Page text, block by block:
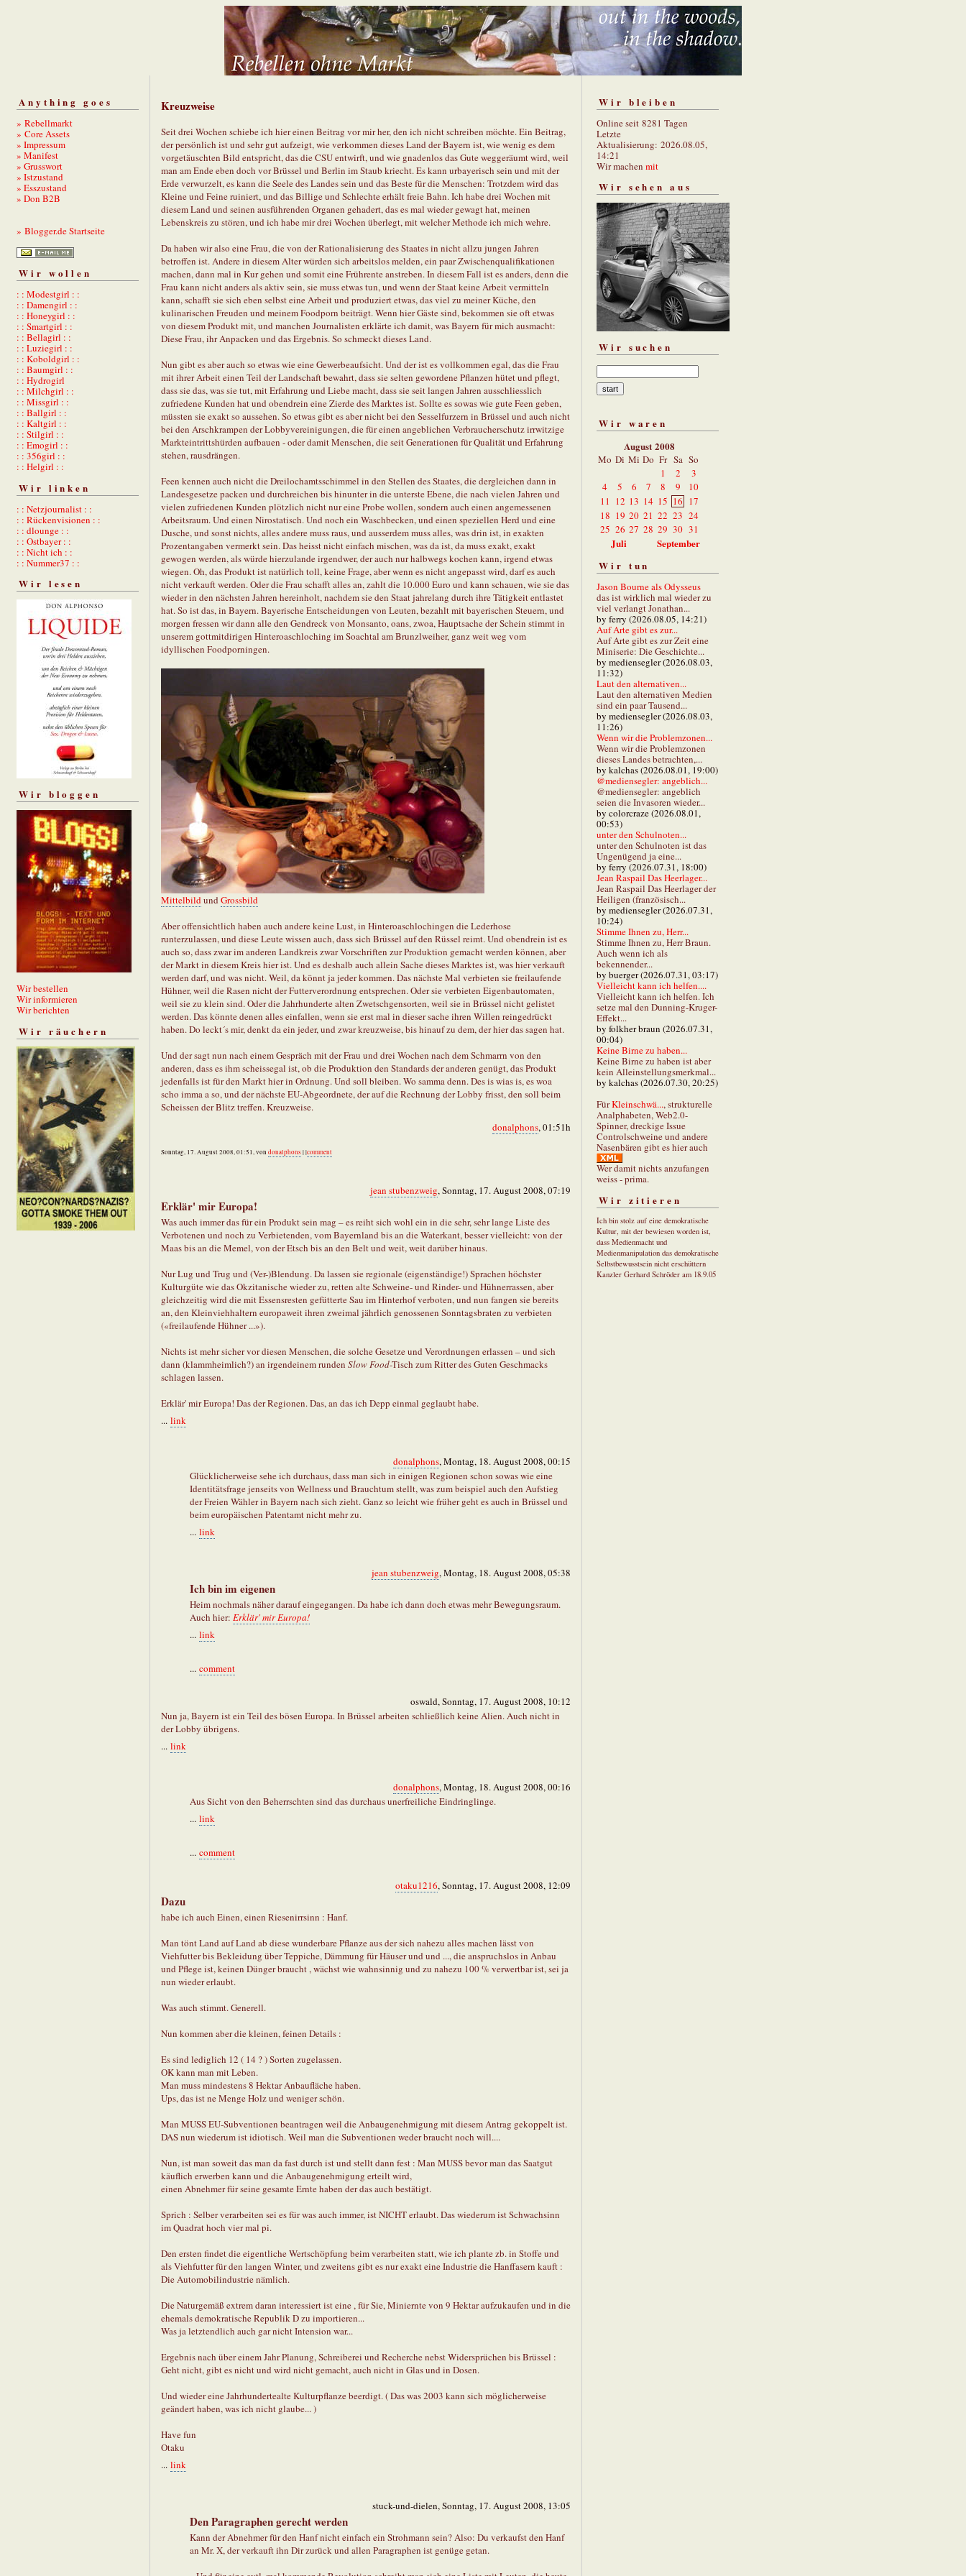
Anything goes
» Rebellmarkt
» Core Assets
» Impressum
» Manifest
» Grusswort
» Istzustand
» Esszustand
» Don B2B
» Blogger.de Startseite
Wir wollen
: : Modestgirl : :
: : Damengirl : :
: : Honeygirl : :
: : Smartgirl : :
: : Bellagirl : :
: : Luziegirl : :
: : Koboldgirl : :
: : Baumgirl : :
: : Hydrogirl
: : Milchgirl : :
: : Missgirl : :
: : Ballgirl : :
: : Kaltgirl : :
: : Stilgirl : :
: : Emogirl : :
: : 356girl : :
: : Helgirl : :
Wir linken
: : Netzjournalist : :
: : Rückenvisionen : :
: : dlounge : :
: : Ostbayer : :
: : Nicht ich : :
: : Nummer37 : :
Wir lesen
Wir bloggen
Wir bestellen
Wir informieren
Wir berichten
Wir räuchern
Kreuzweise
Seit drei Wochen schiebe ich hier einen Beitrag vor mir her, den ich nicht schreiben möchte. Ein Beitrag,
der persönlich ist und sehr gut aufzeigt, wie verkommen dieses Land der Bayern ist, wie wenig es dem
vorgetäuschten Bild entspricht, das die CSU entwirft, und wie gnadenlos das Gute weggeräumt wird, weil
man am Ende eben doch vor Brüssel und Berlin im Staub kriecht. Es kann urbayerisch sein und mit der
Erde verwurzelt, es kann die Seele des Landes sein und das Beste für die Menschen: Trotzdem wird das
Kleine und Feine ruiniert, und das Billige und Schlechte erhält freie Bahn. Ich habe drei Wochen mit
diesem Land und seinen ausführenden Organen gehadert, das es mal wieder gewagt hat, meinen
Lebenskreis zu stören, und ich habe mir drei Wochen überlegt, mit welcher Methode ich mich wehre.
Da haben wir also eine Frau, die von der Rationalisierung des Staates in nicht allzu jungen Jahren
betroffen ist. Andere in diesem Alter würden sich arbeitslos melden, ein paar Zwischenqualifikationen
machen, dann mal in Kur gehen und somit eine Frührente anstreben. In diesem Fall ist es anders, denn die
Frau kann nicht anders als aktiv sein, sie muss etwas tun, und wenn der Staat keine Arbeit vermitteln
kann, schafft sie sich eben selbst eine Arbeit und produziert etwas, das viel zu meiner Küche, den
kulinarischen Freuden und meinem Foodporn beiträgt. Wenn hier Gäste sind, bekommen sie oft etwas
von diesem Produkt mit, und manchen Journalisten erklärte ich damit, was Bayern für mich ausmacht:
Diese Frau, ihr Anpacken und das Ergebnis. So schmeckt dieses Land.
Nun gibt es aber auch so etwas wie eine Gewerbeaufsicht. Und der ist es vollkommen egal, das die Frau
mit ihrer Arbeit einen Teil der Landschaft bewahrt, dass sie selten gewordene Pflanzen hütet und pflegt,
dass sie das, was sie tut, mit Erfahrung und Liebe macht, dass sie seit langen Jahren ausschliesslich
zufriedene Kunden hat und obendrein eine Zierde des Marktes ist. Sollte es sowas wie gute Feen geben,
müssten sie exakt so aussehen. So etwas gibt es aber nicht bei den Sesselfurzern in Brüssel und auch nicht
bei den Arschkrampen der Lobbyvereinigungen, die für einen angeblichen Verbraucherschutz irrwitzige
Markteintrittshürden aufbauen - oder damit Menschen, die seit Generationen für Qualität und Erfahrung
stehen, rausdrängen.
Feen kennen auch nicht die Dreilochamtsschimmel in den Stellen des Staates, die dergleichen dann in
Landesgesetze packen und durchreichen bis hinunter in die unterste Ebene, die nach vielen Jahren und
vielen zufriedenen Kunden plötzlich nicht nur eine Probe wollen, sondern auch einen angemessenen
Arbeitsraum. Und einen Nirostatisch. Und noch ein Waschbecken, und einen speziellen Herd und eine
Dusche, und sonst nichts, alles andere muss raus, und ausserdem muss alles, was drin ist, in exakten
Prozentangaben vermerkt sein. Das heisst nicht einfach mischen, was da ist, da muss exakt, exakt
gewogen werden, als würde hierzulande irgendwer, der auch nur halbwegs kochen kann, irgend etwas
wiegen. Oh, das Produkt ist natürlich toll, keine Frage, aber wenn es nicht angepasst wird, darf es auch
nicht verkauft werden. Oder die Frau schafft alles an, zahlt die 10.000 Euro und kann schauen, wie sie das
wieder in den nächsten Jahren hereinholt, nachdem sie den Staat jahrelang durch ihre Tätigkeit entlastet
hat. So ist das, in Bayern. Bayerische Entscheidungen von Leuten, bezahlt mit bayerischen Steuern, und
morgen fressen wir dann alle den Gendreck von Monsanto, oans, zwoa, Hauptsache der Schein stimmt in
unserem gottmitdirigen Hinteroaschloching im Soachtal am Brunzlweiher, ganz weit weg vom
idyllischen Foodporningen.
MittelbildundGrossbild
Aber offensichtlich haben auch andere keine Lust, in Hinteroaschlochingen die Lederhose
runterzulassen, und diese Leute wissen auch, dass sich Brüssel auf den Rüssel reimt. Und obendrein ist es
auch so, dass zwar im anderen Landkreis zwar Vorschriften zur Produktion gemacht werden können, aber
der Markt in diesem Kreis hier ist. Und es deshalb auch allein Sache dieses Marktes ist, was hier verkauft
werden darf, und was nicht. Weil, da könnt ja jeder kommen. Das nächste Mal verbieten sie freilaufende
Hühner, weil die Rasen nicht der Futterverordnung entsprechen. Oder sie verbieten Eigenbautomaten,
weil sie zu klein sind. Oder die Jahrhunderte alten Zwetschgensorten, weil sie in Brüssel nicht gelistet
werden. Das könnte denen alles einfallen, wenn sie erst mal in dieser sache ihren Willen reingedrückt
haben. Do leckt´s mir, denkt da ein jeder, und zwar kreuzweise, bis hinauf zu dem, der hier das sagen hat.
Und der sagt nun nach einem Gespräch mit der Frau und drei Wochen nach dem Schmarrn von den
anderen, dass es ihm scheissegal ist, ob die Produktion den Standards der anderen genügt, das Produkt
jedenfalls ist für den Markt hier in Ordnung. Und soll bleiben. Wo samma denn. Des is wias is, es woa
scho imma a so, und der nächste EU-Abgeordnete, der auf die Rechnung der Lobby frisst, den soll beim
Scheissen der Blitz treffen. Kreuzweise.
donalphons, 01:51h
Sonntag, 17. August 2008, 01:51, von donalphons | |comment
jean stubenzweig, Sonntag, 17. August 2008, 07:19
Erklär' mir Europa!
Was auch immer das für ein Produkt sein mag – es reiht sich wohl ein in die sehr, sehr lange Liste des
Verbotenen und noch zu Verbietenden, vom Bayernland bis an die Waterkant, besser vielleicht: von der
Maas bis an die Memel, von der Etsch bis an den Belt und weit, weit darüber hinaus.
Nur Lug und Trug und (Ver-)Blendung. Da lassen sie regionale (eigenständige!) Sprachen höchster
Kulturgüte wie das Okzitanische wieder zu, retten alte Schweine- und Rinder- und Hühnerrassen, aber
gleichzeitig wird die mit Essensresten gefütterte Sau im Hinterhof verboten, und nun fangen sie bereits
an, den Kleinviehhaltern europaweit ihren zweimal jährlich genossenen Sonntagsbraten zu verbieten
(«freilaufende Hühner ...»).
Nichts ist mehr sicher vor diesen Menschen, die solche Gesetze und Verordnungen erlassen – und sich
dann (klammheimlich?) an irgendeinem runden Slow Food-Tisch zum Ritter des Guten Geschmacks
schlagen lassen.
Erklär' mir Europa! Das der Regionen. Das, an das ich Depp einmal geglaubt habe.
... link
donalphons, Montag, 18. August 2008, 00:15
Glücklicherweise sehe ich durchaus, dass man sich in einigen Regionen schon sowas wie eine
Identitätsfrage jenseits von Wellness und Brauchtum stellt, was zum beispiel auch den Aufstieg
der Freien Wähler in Bayern nach sich zieht. Ganz so leicht wie früher geht es auch in Brüssel und
beim europäischen Patentamt nicht mehr zu.
... link
jean stubenzweig, Montag, 18. August 2008, 05:38
Ich bin im eigenen
Heim nochmals näher darauf eingegangen. Da habe ich dann doch etwas mehr Bewegungsraum.
Auch hier: Erklär' mir Europa!
... link
... comment
oswald, Sonntag, 17. August 2008, 10:12
Nun ja, Bayern ist ein Teil des bösen Europa. In Brüssel arbeiten schließlich keine Alien. Auch nicht in
der Lobby übrigens.
... link
donalphons, Montag, 18. August 2008, 00:16
Aus Sicht von den Beherrschten sind das durchaus unerfreiliche Eindringlinge.
... link
... comment
otaku1216, Sonntag, 17. August 2008, 12:09
Dazu
habe ich auch Einen, einen Riesenirrsinn : Hanf.
Man tönt Land auf Land ab diese wunderbare Pflanze aus der sich nahezu alles machen lässt von
Viehfutter bis Bekleidung über Teppiche, Dämmung für Häuser und und ..., die anspruchslos in Anbau
und Pflege ist, keinen Dünger braucht , wächst wie wahnsinnig und zu nahezu 100 % verwertbar ist, sei ja
nun wieder erlaubt.
Was auch stimmt. Generell.
Nun kommen aber die kleinen, feinen Details :
Es sind lediglich 12 ( 14 ? ) Sorten zugelassen.
OK kann man mit Leben.
Man muss mindestens 8 Hektar Anbaufläche haben.
Ups, das ist ne Menge Holz und weniger schön.
Man MUSS EU-Subventionen beantragen weil die Anbaugenehmigung mit diesem Antrag gekoppelt ist.
DAS nun wiederum ist idiotisch. Weil man die Subventionen weder braucht noch will....
Nun, ist man soweit das man da fast durch ist und stellt dann fest : Man MUSS bevor man das Saatgut
käuflich erwerben kann und die Anbaugenehmigung erteilt wird,
einen Abnehmer für seine gesamte Ernte haben der das auch bestätigt.
Sprich : Selber verarbeiten sei es für was auch immer, ist NICHT erlaubt. Das wiederum ist Schwachsinn
im Quadrat hoch vier mal pi.
Den ersten findet die eigentliche Wertschöpfung beim verarbeiten statt, wie ich plante zb. in Stoffe und
als Viehfutter für den langen Winter, und zweitens gibt es nur exakt eine Industrie die Hanffasern kauft :
Die Automobilindustrie nämlich.
Die Naturgemäß extrem daran interessiert ist eine , für Sie, Miniernte von 9 Hektar aufzukaufen und in die
ehemals demokratische Republik D zu importieren...
Was ja letztendlich auch gar nicht Intension war...
Ergebnis nach über einem Jahr Planung, Schreiberei und Recherche nebst Widersprüchen bis Brüssel :
Geht nicht, gibt es nicht und wird nicht gemacht, auch nicht in Glas und in Dosen.
Und wieder eine Jahrhundertealte Kulturpflanze beerdigt. ( Das was 2003 kann sich möglicherweise
geändert haben, was ich nicht glaube... )
Have fun
Otaku
... link
stuck-und-dielen, Sonntag, 17. August 2008, 13:05
Den Paragraphen gerecht werden
Kann der Abnehmer für den Hanf nicht einfach ein Strohmann sein? Also: Du verkaufst den Hanf
an Mr. X, der verkauft ihn Dir zurück und allen Paragraphen ist genüge getan.
Wir bleiben
Online seit 8281 Tagen
Letzte
Aktualisierung: 2026.08.05,
14:21
Wir machen mit
Wir sehen aus
Wir suchen
Wir waren
August 2008
Mo Di Mi Do Fr Sa So
1
2
3
4
5 6 7 8 9
10
11 12 13 14 15 16 17
18 19 20 21 22 23 24
25 26 27 28 29 30 31
Juli
September
Wir tun
Jason Bourne als Odysseus
das ist wirklich mal wieder zu
viel verlangt Jonathan...
by ferry (2026.08.05, 14:21)
Auf Arte gibt es zur...
Auf Arte gibt es zur Zeit eine
Miniserie: Die Geschichte...
by mediensegler (2026.08.03,
11:32)
Laut den alternativen...
Laut den alternativen Medien
sind ein paar Tausend...
by mediensegler (2026.08.03,
11:26)
Wenn wir die Problemzonen...
Wenn wir die Problemzonen
dieses Landes betrachten,...
by kalchas (2026.08.01, 19:00)
@mediensegler: angeblich...
@mediensegler: angeblich
seien die Invasoren wieder...
by colorcraze (2026.08.01,
00:53)
unter den Schulnoten...
unter den Schulnoten ist das
Ungenügend ja eine...
by ferry (2026.07.31, 18:00)
Jean Raspail Das Heerlager...
Jean Raspail Das Heerlager der
Heiligen (französisch...
by mediensegler (2026.07.31,
10:24)
Stimme Ihnen zu, Herr...
Stimme Ihnen zu, Herr Braun.
Auch wenn ich als
bekennender...
by buerger (2026.07.31, 03:17)
Vielleicht kann ich helfen....
Vielleicht kann ich helfen. Ich
setze mal den Dunning-Kruger-
Effekt...
by folkher braun (2026.07.31,
00:04)
Keine Birne zu haben...
Keine Birne zu haben ist aber
kein Alleinstellungsmerkmal...
by kalchas (2026.07.30, 20:25)
FürKleinschwä..., strukturelle
Analphabeten, Web2.0-
Spinner, dreckige Issue
Controlschweine und andere
Nasenbären gibt es hier auch
Wer damit nichts anzufangen
weiss - prima.
Wir zitieren
Ich bin stolz auf eine demokratische
Kultur, mit der bewiesen worden ist,
dass Medienmacht und
Medienmanipulation das demokratische
Selbstbewusstsein nicht erschüttern
Kanzler Gerhard Schröder am 18.9.05